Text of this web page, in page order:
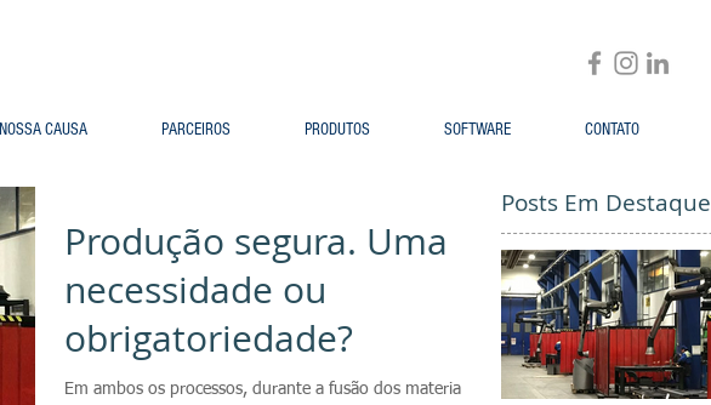
NOSSA CAUSA PARCEIROS PRODUTOS SOFTWARE CONTATO
Produção segura. Uma
necessidade ou
obrigatoriedade?
Em ambos os processos, durante a fusão dos materiais,
Posts Em Destaque